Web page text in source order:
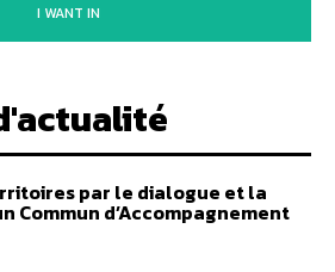
I WANT IN
par le dialogue et la
Commun d’Accompagnement